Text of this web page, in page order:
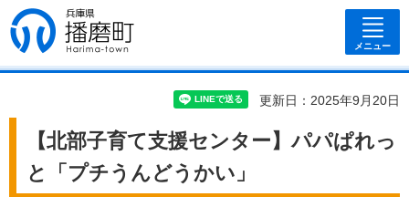
兵庫県 播磨
町
メニュー
更新日：2025年9月20日
【北部子育て支援センター】パパぱれっ
と「プチうんどうかい」